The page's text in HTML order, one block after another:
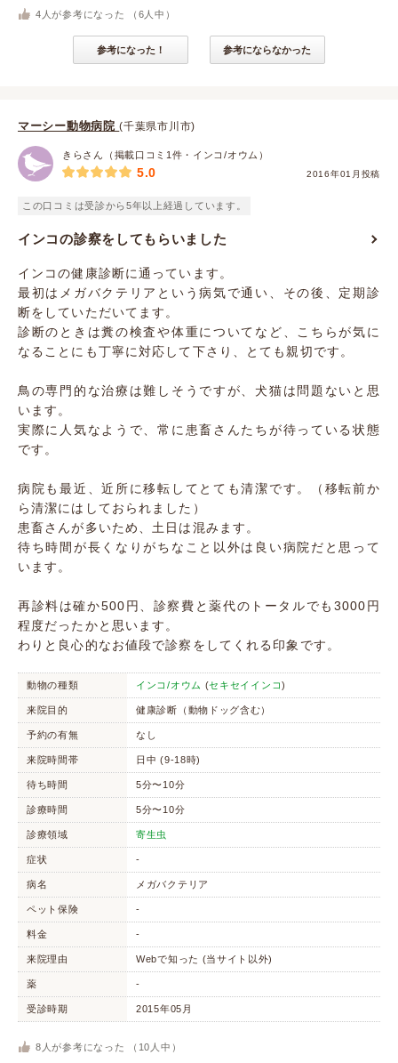
4 人が参考になった （ 6 人中）
参考になった！ 参考にならなかった
マーシー動物病院(千葉県市川市)
きらさん（掲載口コミ1件・インコ/オウム）
2016年01月投稿
5.0
この口コミは受診から5年以上経過しています。
インコの診察をしてもらいました
インコの健康診断に通っています。
最初はメガバクテリアという病気で通い、その後、定期診
断をしていただいてます。
診断のときは糞の検査や体重についてなど、こちらが気に
なることにも丁寧に対応して下さり、とても親切です。
鳥の専門的な治療は難しそうですが、犬猫は問題ないと思
います。
実際に人気なようで、常に患畜さんたちが待っている状態
です。
病院も最近、近所に移転してとても清潔です。（移転前か
ら清潔にはしておられました）
患畜さんが多いため、土日は混みます。
待ち時間が長くなりがちなこと以外は良い病院だと思って
います。
再診料は確か500円、診察費と薬代のトータルでも3000円
程度だったかと思います。
わりと良心的なお値段で診察をしてくれる印象です。
動物の種類 インコ/オウム (セキセイインコ)
来院目的 健康診断（動物ドッグ含む）
予約の有無 なし
来院時間帯 日中 (9-18時)
待ち時間 5分〜10分
診療時間 5分〜10分
診療領域 寄生虫
症状 -
病名 メガバクテリア
ペット保険 -
料金 -
来院理由 Webで知った (当サイト以外)
薬 -
受診時期 2015年05月
8 人が参考になった （ 10 人中）